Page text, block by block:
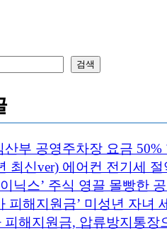
검색
산부 공영주차장 요금 50%
최신ver) 에어컨 전기세 절
닉스’ 주식 영끌 몰빵한
피해지원금’ 미성년 자녀
피해지원금, 압류방지통장